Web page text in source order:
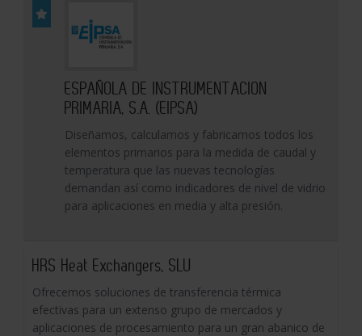
ESPAÑOLA DE INSTRUMENTACION
PRIMARIA, S.A. (EIPSA)
Diseñamos, calculamos y fabricamos todos los
elementos primarios para la medida de caudal y
temperatura que las nuevas tecnologías
demandan así como indicadores de nivel de vidrio
para aplicaciones en media y alta presión.
HRS Heat Exchangers, SLU
Ofrecemos soluciones de transferencia térmica
efectivas para un extenso grupo de mercados y
aplicaciones de procesamiento para un gran abanico de